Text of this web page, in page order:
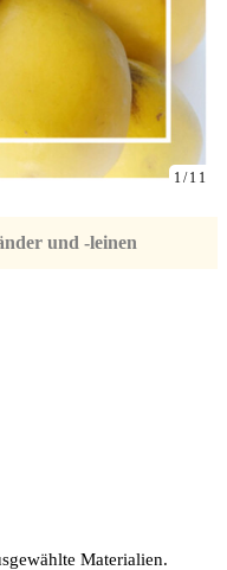
1/11
und -leinen
Materialien.